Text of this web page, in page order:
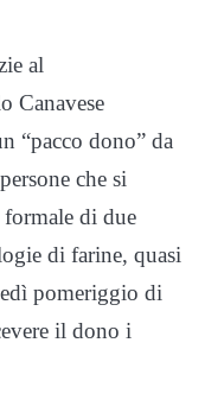
al
Canavese
“pacco dono” da
che si
di due
di farine, quasi
pomeriggio di
il dono i